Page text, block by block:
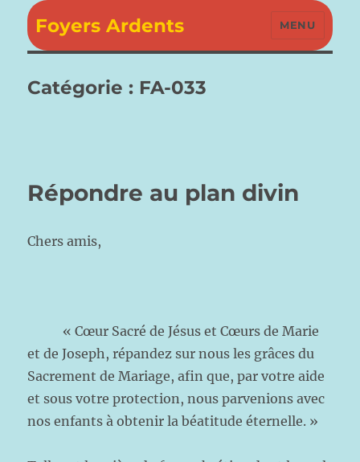
Foyers Ardents MENU
Catégorie : FA-033
Répondre au plan divin
Chers amis,
« Cœur Sacré de Jésus et Cœurs de Marie
et de Joseph, répandez sur nous les grâces du
Sacrement de Mariage, afin que, par votre aide
et sous votre protection, nous parvenions avec
nos enfants à obtenir la béatitude éternelle. »